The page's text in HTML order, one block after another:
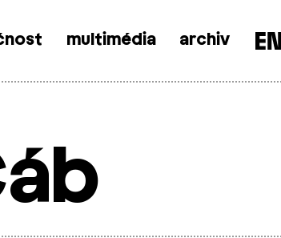
multimédia archiv